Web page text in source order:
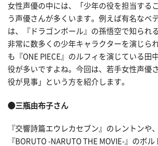
女性声優の中には、「少年の役を担当する
う声優さんが多くいます。例えば有名なベ
は、『ドラゴンボール』の孫悟空で知られ
非常に数多くの少年キャラクターを演じら
も『ONE PIECE』のルフィを演じている田
役が多いですよね。今回は、若手女性声優
役が見事」という方を紹介します。
●三瓶由布子さん
『交響詩篇エウレカセブン』のレントンや
『BORUTO -NARUTO THE MOVIE-』のボ